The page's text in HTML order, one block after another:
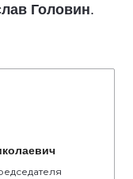
Головин.